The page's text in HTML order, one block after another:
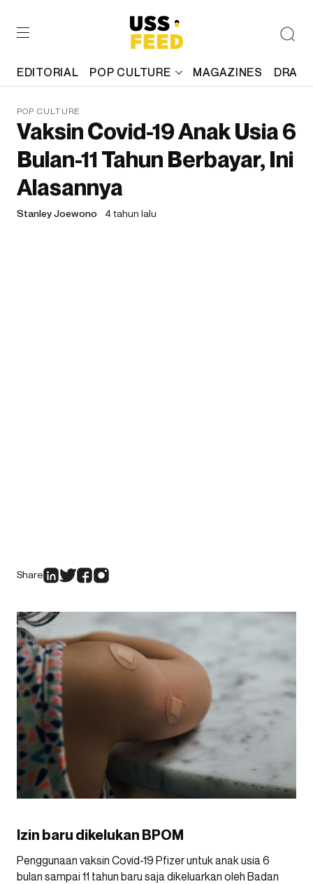
EDITORIAL POP CULTURE MAGAZINES
POP CULTURE
Vaksin Covid-19 Anak Usia 6
Bulan-11 Tahun Berbayar, Ini
Alasannya
Stanley Joewono 4 tahun lalu
Share
Izin baru dikelukan BPOM
Penggunaan vaksin Covid-19 Pfizer untuk anak usia 6
bulan sampai 11 tahun baru saja dikeluarkan oleh Badan